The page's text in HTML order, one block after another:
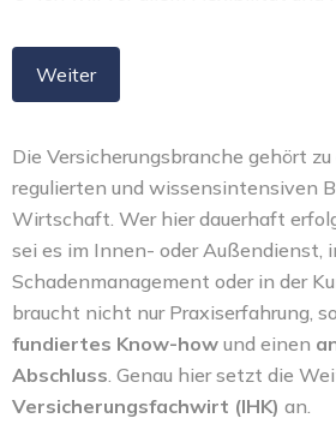
Weiter
Die Versicherungsbranche gehört
regulierten und wissensintensiven
Wirtschaft. Wer hier dauerhaft
sei es im Innen- oder Außendienst,
Schadenmanagement oder in der
braucht nicht nur Praxiserfahrung,
fundiertes Know-how und einen
Abschluss . Genau hier setzt die
Versicherungsfachwirt (IHK) an.